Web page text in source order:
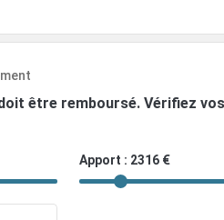
être remboursé. Vérifiez
Apport : 2316 €